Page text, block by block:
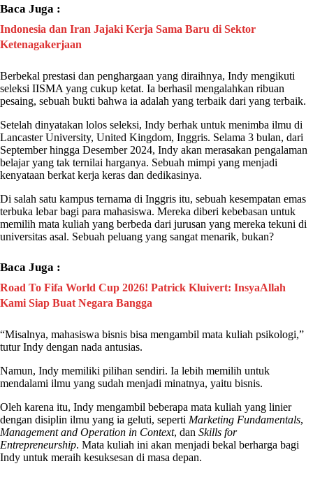
Baca Juga :
Indonesia dan Iran Jajaki Kerja Sama Baru di Sektor
Ketenagakerjaan
Berbekal prestasi dan penghargaan yang diraihnya, Indy mengikuti
seleksi IISMA yang cukup ketat. Ia berhasil mengalahkan ribuan
pesaing, sebuah bukti bahwa ia adalah yang terbaik dari yang terbaik.
Setelah dinyatakan lolos seleksi, Indy berhak untuk menimba ilmu di
Lancaster University, United Kingdom, Inggris. Selama 3 bulan, dari
September hingga Desember 2024, Indy akan merasakan pengalaman
belajar yang tak ternilai harganya. Sebuah mimpi yang menjadi
kenyataan berkat kerja keras dan dedikasinya.
Di salah satu kampus ternama di Inggris itu, sebuah kesempatan emas
terbuka lebar bagi para mahasiswa. Mereka diberi kebebasan untuk
memilih mata kuliah yang berbeda dari jurusan yang mereka tekuni di
universitas asal. Sebuah peluang yang sangat menarik, bukan?
Baca Juga :
Road To Fifa World Cup 2026! Patrick Kluivert: InsyaAllah
Kami Siap Buat Negara Bangga
“Misalnya, mahasiswa bisnis bisa mengambil mata kuliah psikologi,”
tuturIndy dengan nada antusias.
Namun, Indy memiliki pilihan sendiri. Ia lebih memilih untuk
mendalami ilmu yang sudah menjadi minatnya, yaitu bisnis.
Oleh karena itu, Indy mengambil beberapa mata kuliah yang linier
dengan disiplin ilmu yang ia geluti, seperti Marketing Fundamentals,
Management and Operation in Context, dan Skills for
Entrepreneurship. Mata kuliah ini akan menjadi bekal berharga bagi
Indy untuk meraih kesuksesan di masa depan.